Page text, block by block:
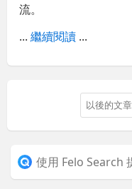
流。
...繼續閱讀 ...
以後的文章